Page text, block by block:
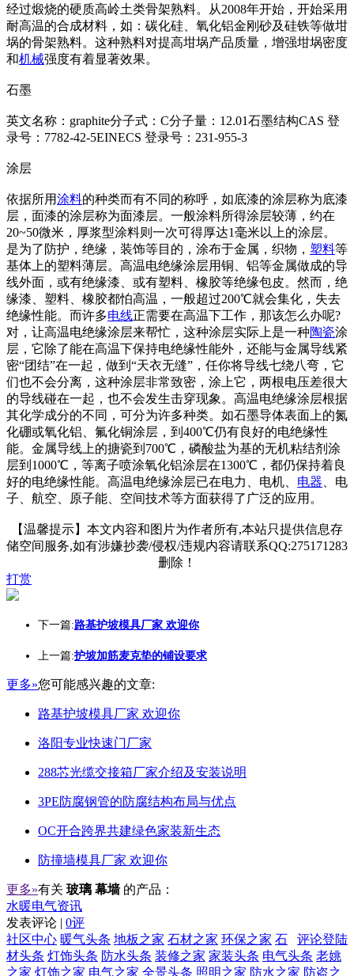
经过煅烧的硬质高岭土类骨架熟料。从2008年开始，开始采用
耐高温的合成材料，如：碳化硅、氧化铝金刚砂及硅铁等做坩
埚的骨架熟料。这种熟料对提高坩埚产品质量，增强坩埚密度
和机械强度有着显著效果。
石墨
英文名称：graphite分子式：C分子量：12.01石墨结构CAS 登
录号：7782-42-5EINECS 登录号：231-955-3
涂层
依据所用涂料的种类而有不同的称呼，如底漆的涂层称为底漆
层，面漆的涂层称为面漆层。一般涂料所得涂层较薄，约在
20~50微米，厚浆型涂料则一次可得厚达1毫米以上的涂层。
是为了防护，绝缘，装饰等目的，涂布于金属，织物， 塑料等
基体上的塑料薄层。高温电绝缘涂层用铜、铝等金属做成的导
线外面，或有绝缘漆、或有塑料、橡胶等绝缘包皮。然而，绝
缘漆、塑料、橡胶都怕高温，一般超过200℃就会集化，失去
绝缘性能。而许多电线正需要在高温下工作，那该怎么办呢?
对，让高温电绝缘涂层来帮忙，这种涂层实际上是一种陶瓷涂
层，它除了能在高温下保持电绝缘性能外，还能与金属导线紧
密“团结”在一起，做到“天衣无缝”，任你将导线七绕八弯，它
们也不会分离，这种涂层非常致密，涂上它，两根电压差很大
的导线碰在一起，也不会发生击穿现象。高温电绝缘涂层根据
其化学成分的不同，可分为许多种类。如石墨导体表面上的氮
化硼或氧化铝、氟化铜涂层，到400℃仍有良好的电绝缘性
能。金属导线上的搪瓷到700℃，磷酸盐为基的无机粘结剂涂
层到1000℃，等离子喷涂氧化铝涂层在1300℃，都仍保持着良
好的电绝缘性能。高温电绝缘涂层已在电力、电机、 电器 、电
子、航空、原子能、空间技术等方面获得了广泛的应用。
【温馨提示】本文内容和图片为作者所有,本站只提供信息存
储空间服务,如有涉嫌抄袭/侵权/违规内容请联系QQ:275171283
删除！
打赏
下一篇:路基护坡模具厂家 欢迎你
上一篇:护坡加筋麦克垫的铺设要求
更多»您可能感兴趣的文章:
路基护坡模具厂家 欢迎你
洛阳专业快速门厂家
288芯光缆交接箱厂家介绍及安装说明
3PE防腐钢管的防腐结构布局与优点
OC开合跨界共建绿色家装新生态
防撞墙模具厂家 欢迎你
更多»有关 玻璃 幕墙 的产品：
水暖电气资讯
发表评论 | 0评
评论登陆
社区中心 暖气头条 地板之家 石材之家 环保之家 石
材头条 灯饰头条 防水头条 装修之家 家装头条 电气头条 老姚
之家 灯饰之家 电气之家 全景头条 照明之家 防水之家 防盗之